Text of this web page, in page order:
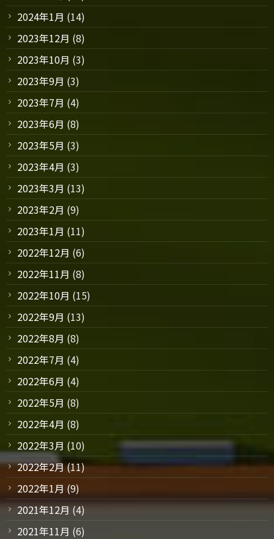
2024年1月 (14)
2023年12月 (8)
2023年10月 (3)
2023年9月 (3)
2023年7月 (4)
2023年6月 (8)
2023年5月 (3)
2023年4月 (3)
2023年3月 (13)
2023年2月 (9)
2023年1月 (11)
2022年12月 (6)
2022年11月 (8)
2022年10月 (15)
2022年9月 (13)
2022年8月 (8)
2022年7月 (4)
2022年6月 (4)
2022年5月 (8)
2022年4月 (8)
2022年3月 (10)
2022年2月(11)
2022年1月 (9)
2021年12月 (4)
2021年11月 (6)